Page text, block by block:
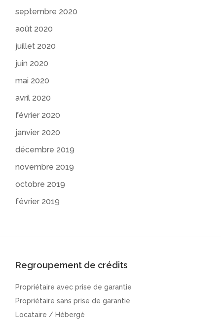
septembre 2020
août 2020
juillet 2020
juin 2020
mai 2020
avril 2020
février 2020
janvier 2020
décembre 2019
novembre 2019
octobre 2019
février 2019
Regroupement de crédits
Propriétaire avec prise de garantie
Propriétaire sans prise de garantie
Locataire / Hébergé